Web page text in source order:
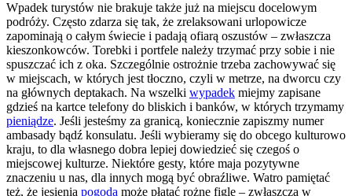
Wpadek turystów nie brakuje także już na miejscu docelowym
podróży. Często zdarza się tak, że zrelaksowani urlopowicze
zapominają o całym świecie i padają ofiarą oszustów – zwłaszcza
kieszonkowców. Torebki i portfele należy trzymać przy sobie i nie
spuszczać ich z oka. Szczególnie ostrożnie trzeba zachowywać się
w miejscach, w których jest tłoczno, czyli w metrze, na dworcu czy
na głównych deptakach. Na wszelki wypadek miejmy zapisane
gdzieś na kartce telefony do bliskich i banków, w których trzymamy
pieniądze. Jeśli jesteśmy za granicą, koniecznie zapiszmy numer
ambasady bądź konsulatu. Jeśli wybieramy się do obcego kulturowo
kraju, to dla własnego dobra lepiej dowiedzieć się czegoś o
miejscowej kulturze. Niektóre gesty, które maja pozytywne
znaczeniu u nas, dla innych mogą być obraźliwe. Watro pamiętać
też, że jesienią pogoda może płatać rożne figle – zwłaszcza w